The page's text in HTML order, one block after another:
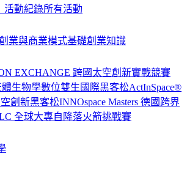
活動紀錄所有活動
業與商業模式基礎創業知識
EXCHANGE 跨國太空創新實戰競賽
生物學數位雙生國際黑客松ActInSpace®
創新黑客松INNOspace Masters 德國跨界
全球大專自降落火箭挑戰賽